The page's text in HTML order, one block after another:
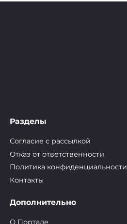
Разделы
Согласие с рассылкой
Отказ от ответственности
Политика конфиденциальности
Контакты
Дополнительно
О Портале